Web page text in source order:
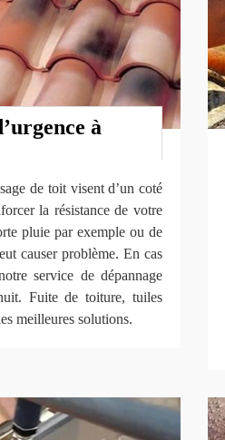
à
de toit visent d’un coté
la résistance de votre
pluie par exemple ou de
causer problème. En cas
service de dépannage
Fuite de toiture, tuiles
meilleures solutions.